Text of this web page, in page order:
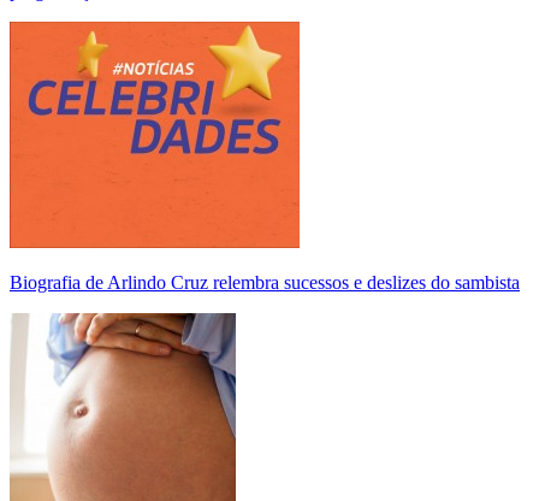
Biografia de Arlindo Cruz relembra sucessos e deslizes do sambista